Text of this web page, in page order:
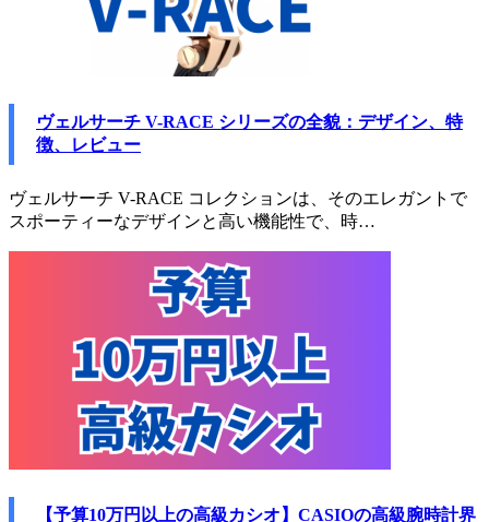
ヴェルサーチ V-RACE シリーズの全貌：デザイン、特
徴、レビュー
ヴェルサーチ V-RACE コレクションは、そのエレガントで
スポーティーなデザインと高い機能性で、時…
【予算10万円以上の高級カシオ】CASIOの高級腕時計界